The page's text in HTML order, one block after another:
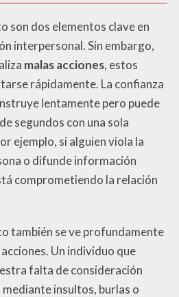
son dos elementos clave en
interpersonal. Sin embargo,
malas acciones, estos
rápidamente. La confianza
lentamente pero puede
segundos con una sola
ejemplo, si alguien viola la
o difunde información
comprometiendo la relación
también se ve profundamente
Un individuo que
falta de consideración
mediante insultos, burlas o